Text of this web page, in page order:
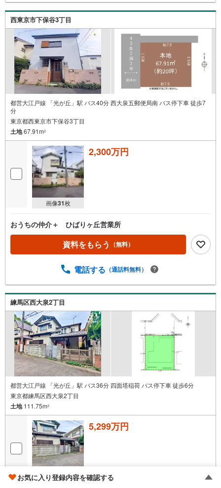
「どのくらい」するのが効果的？・どこの銀行で借りると
お得なの？・適切な借入額は？■キッズスペースもございま
す☆DVD、おもちゃ、絵本、ぬりえなど充実させておりま
す。資料請求は【下部オレンジ色資料請求ボタン】よりお
問い合わせください！
西東京市下保谷3丁目
都営大江戸線 「光が丘」駅 バス40分 西大泉五郵便局南 バス停下車 徒歩7
分
東京都西東京市下保谷3丁目
土地67.91m2
画像31枚
2,300万円
おうちの仲介＋ ひばりヶ丘営業所
資料をもらう （無料）
電話する （通話料無料）
練馬区西大泉2丁目
都営大江戸線 「光が丘」駅 バス36分 四面塔稲荷 バス停下車 徒歩6分
東京都練馬区西大泉2丁目
土地111.75m2
画像24枚
5,299万円
お気に入り登録内容を確認する